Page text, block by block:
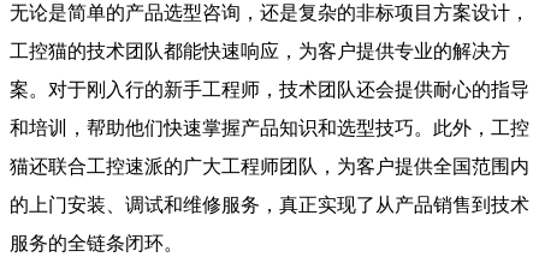
无论是简单的产品选型咨询，还是复杂的非标项目方案设计，
工控猫的技术团队都能快速响应，为客户提供专业的解决方
案。对于刚入行的新手工程师，技术团队还会提供耐心的指导
和培训，帮助他们快速掌握产品知识和选型技巧。此外，工控
猫还联合工控速派的广大工程师团队，为客户提供全国范围内
的上门安装、调试和维修服务，真正实现了从产品销售到技术
服务的全链条闭环。